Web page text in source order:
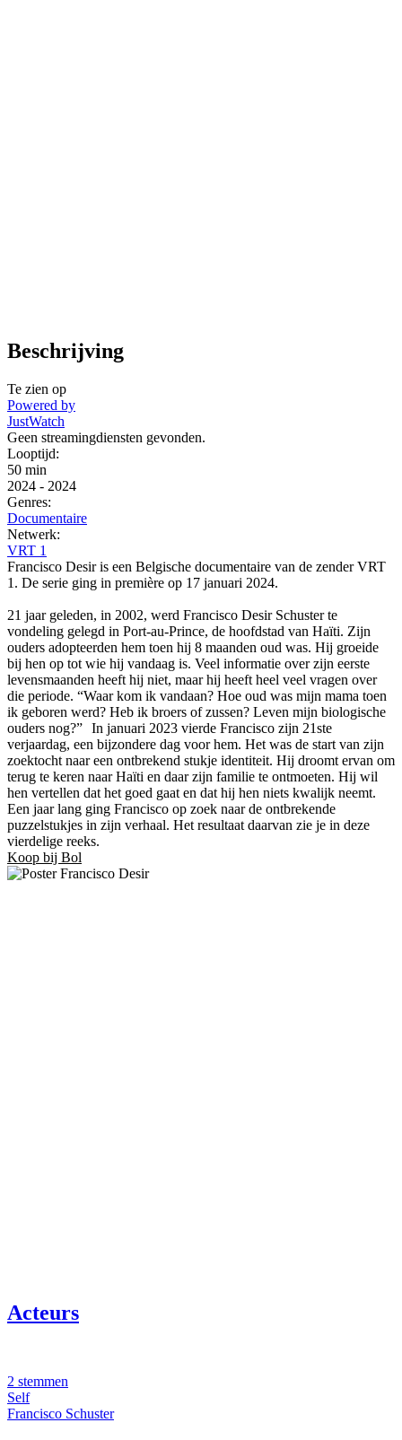
Beschrijving
Te zien op
Powered by
JustWatch
Geen streamingdiensten gevonden.
Looptijd:
50 min
2024 - 2024
Genres:
Documentaire
Netwerk:
VRT 1
Francisco Desir is een Belgische documentaire van de zender VRT
1. De serie ging in première op 17 januari 2024.
21 jaar geleden, in 2002, werd Francisco Desir Schuster te
vondeling gelegd in Port-au-Prince, de hoofdstad van Haïti. Zijn
ouders adopteerden hem toen hij 8 maanden oud was. Hij groeide
bij hen op tot wie hij vandaag is. Veel informatie over zijn eerste
levensmaanden heeft hij niet, maar hij heeft heel veel vragen over
die periode. “Waar kom ik vandaan? Hoe oud was mijn mama toen
ik geboren werd? Heb ik broers of zussen? Leven mijn biologische
ouders nog?” In januari 2023 vierde Francisco zijn 21ste
verjaardag, een bijzondere dag voor hem. Het was de start van zijn
zoektocht naar een ontbrekend stukje identiteit. Hij droomt ervan om
terug te keren naar Haïti en daar zijn familie te ontmoeten. Hij wil
hen vertellen dat het goed gaat en dat hij hen niets kwalijk neemt.
Een jaar lang ging Francisco op zoek naar de ontbrekende
puzzelstukjes in zijn verhaal. Het resultaat daarvan zie je in deze
vierdelige reeks.
Koop bij Bol
Acteurs
2 stemmen
Self
Francisco Schuster